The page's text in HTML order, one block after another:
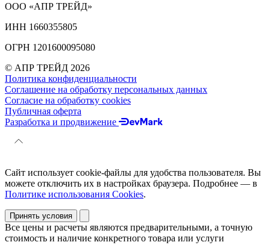
ООО «АПР ТРЕЙД»
ИНН 1660355805
ОГРН 1201600095080
© АПР ТРЕЙД 2026
Политика конфиденциальности
Соглашение на обработку персональных данных
Согласие на обработку cookies
Публичная оферта
Разработка и продвижение
Сайт использует cookie-файлы для удобства пользователя. Вы
можете отключить их в настройках браузера. Подробнее — в
Политике использования Cookies.
Принять условия
Все цены и расчеты являются предварительными, а точную
стоимость и наличие конкретного товара или услуги